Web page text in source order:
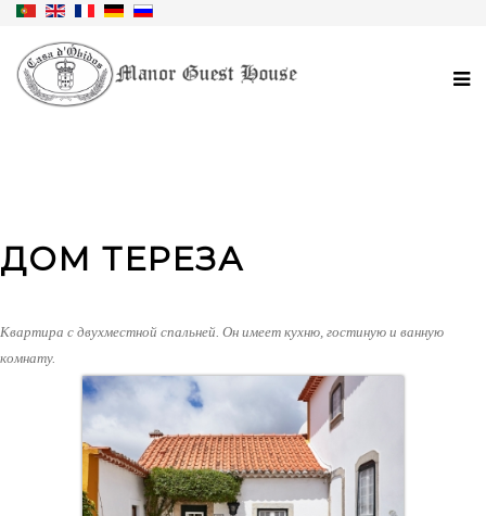
ДОМ ТЕРЕЗА
Квартира с двухместной спальней. Он имеет кухню, гостиную и ванную
комнату.